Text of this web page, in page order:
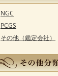
NGC
PCGS
その他（鑑定会社）